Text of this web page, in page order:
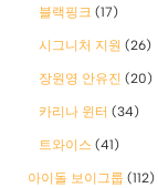
블랙핑크 (17)
시그니처 지원 (26)
장원영 안유진 (20)
카리나 윈터 (34)
트와이스 (41)
아이돌 보이그룹 (112)